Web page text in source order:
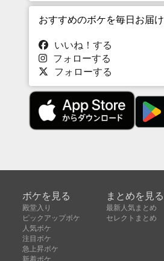
おすすめのボケを毎日お届け
いいね！する
フォローする
フォローする
ボケを見る
殿堂入り
ピックアップボケ
人気ボケ
注目ボケ
急上昇ボケ
新着ボケ
まとめを見る
最新人気まとめ
セレクトまとめ